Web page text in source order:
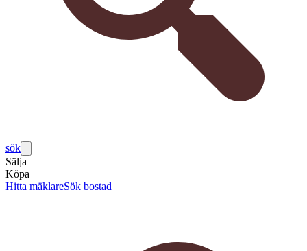
sök
Sälja
Köpa
Hitta mäklareSök bostad